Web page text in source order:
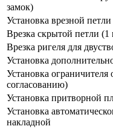
замок)
Установка врезной
Врезка скрытой петли (1
Врезка ригеля для
Установка
Установка
согласованию)
Установка притворной
Установка
накладной